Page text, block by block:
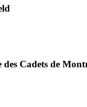
des Cadets de